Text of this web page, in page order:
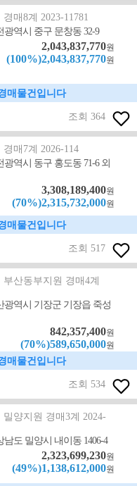
매8계 2023-11781
광역시 중구 문창동 32-9
2,043,837,770원
(100%)2,043,837,770원
매물건입니다
조회 364
매7계 2026-114
광역시 동구 홍도동 71-6 외
3,308,189,400원
(70%)2,315,732,000원
매물건입니다
조회 517
부산동부지원 경매4계
광역시 기장군 기장읍 죽성
842,357,400원
(70%)589,650,000원
매물건입니다
조회 534
양지원 경매3계 2024-
남도 밀양시 내이동 1406-4
2,323,699,230원
(49%)1,138,612,000원